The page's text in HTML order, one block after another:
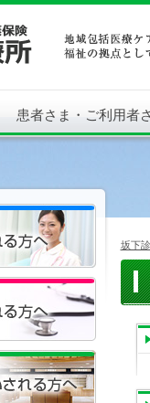
患者さま・ご利用者
坂下